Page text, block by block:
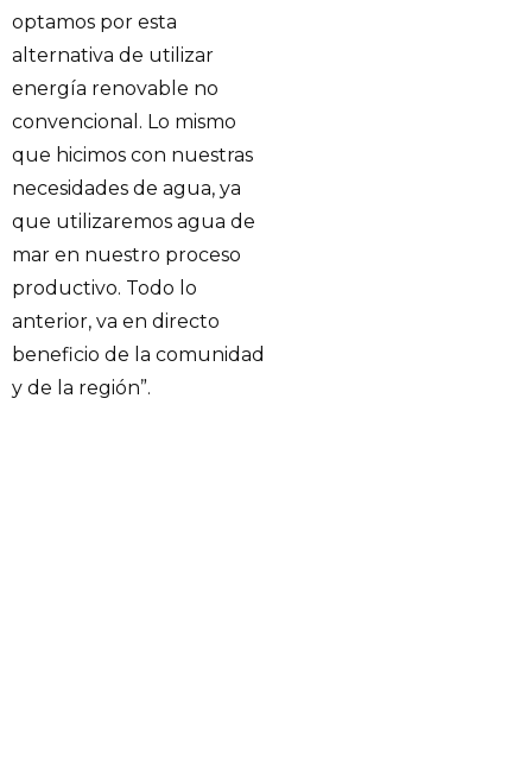
optamos por esta
alternativa de utilizar
energía renovable no
convencional. Lo mismo
que hicimos con nuestras
necesidades de agua, ya
que utilizaremos agua de
mar en nuestro proceso
productivo. Todo lo
anterior, va en directo
beneficio de la comunidad
y de la región”.